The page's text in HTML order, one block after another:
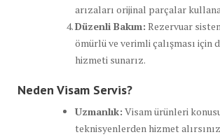
arızaları orijinal parçalar
Düzenli Bakım: Rezervuar
ömürlü ve verimli çalışması için
hizmeti sunarız.
Neden Visam Servis?
Uzmanlık: Visam ürünleri
teknisyenlerden hizmet